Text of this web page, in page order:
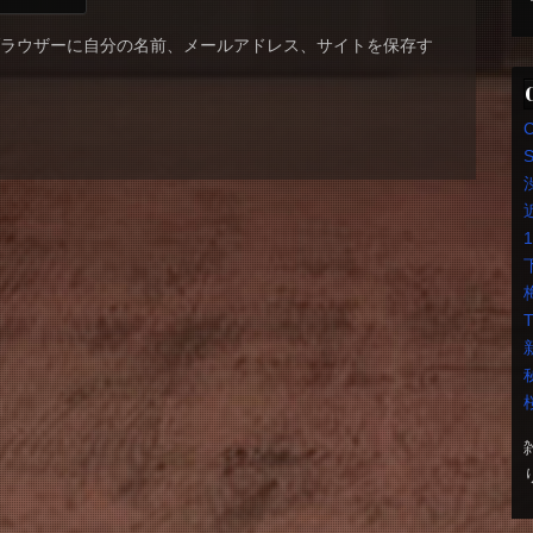
ウザーに自分の名前、メールアドレス、サイトを保存す